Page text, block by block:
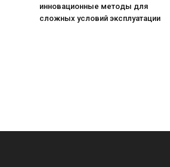
инновационные методы для
сложных условий эксплуатации